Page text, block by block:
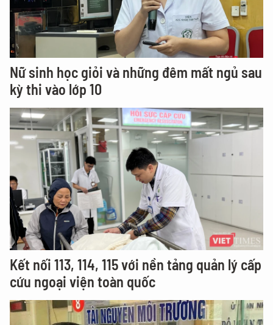
Nữ sinh học giỏi và những đêm mất ngủ sau
kỳ thi vào lớp 10
Kết nối 113, 114, 115 với nền tảng quản lý cấp
cứu ngoại viện toàn quốc